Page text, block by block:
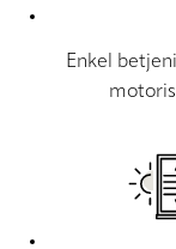
Enkel